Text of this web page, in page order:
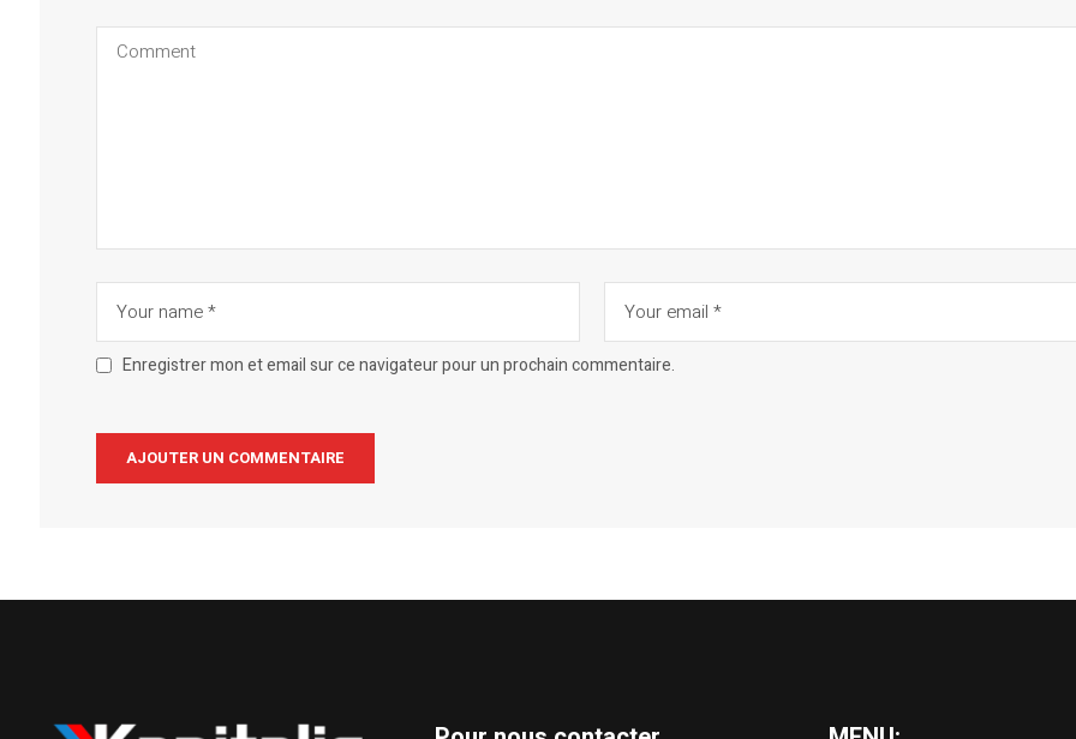
Enregistrer mon et email sur ce navigateur pour un prochain commentaire.